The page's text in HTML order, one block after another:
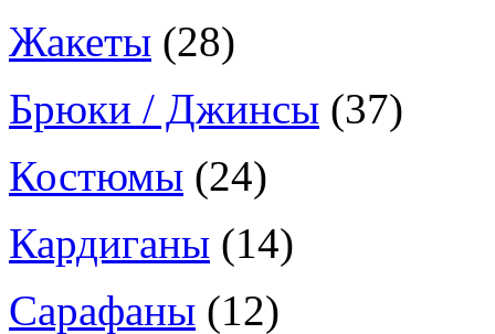
Жакеты (28)
Брюки / Джинсы (37)
Костюмы (24)
Кардиганы (14)
Сарафаны (12)